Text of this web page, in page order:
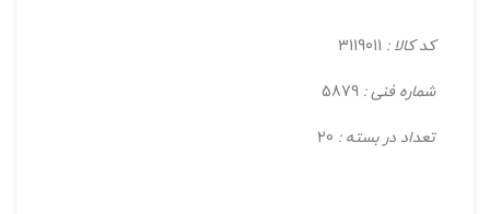
کد کالا :
شماره فنی :
تعداد در بسته :